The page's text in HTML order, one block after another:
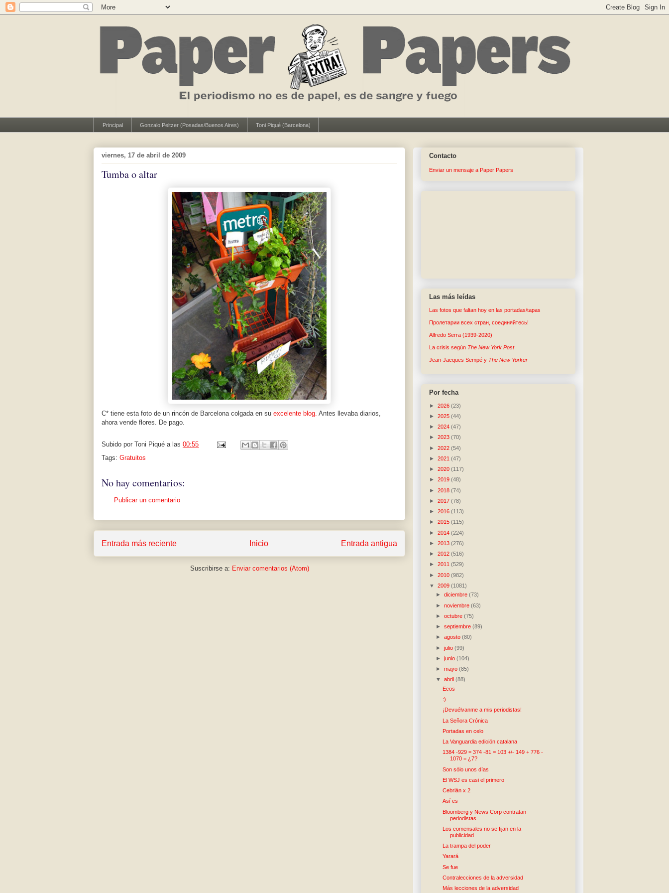
Principal Gonzalo Peltzer (Posadas/Buenos Aires) Toni Piqué (Barcelona)
viernes, 17 de abril de 2009
Tumba o altar
C* tiene esta foto de un rincón de Barcelona colgada en su excelente blog. Antes llevaba diarios,
ahora vende flores. De pago.
Subido por Toni Piqué a las 00:55
Tags: Gratuitos
No hay comentarios:
Publicar un comentario
Entrada más reciente Entrada antigua
Inicio
Suscribirse a: Enviar comentarios (Atom)
Contacto
Enviar un mensaje a Paper Papers
Las más leídas
Las fotos que faltan hoy en las portadas/tapas
Пролетарии всех стран, соединяйтесь!
Alfredo Serra (1939-2020)
La crisis según The New York Post
Jean-Jacques Sempé y The New Yorker
Por fecha
► 2026 (23)
► 2025 (44)
► 2024 (47)
► 2023 (70)
► 2022 (54)
► 2021 (47)
► 2020 (117)
► 2019 (48)
► 2018 (74)
► 2017 (78)
► 2016 (113)
► 2015 (115)
► 2014 (224)
► 2013 (276)
► 2012 (516)
► 2011 (529)
► 2010 (982)
▼ 2009 (1081)
►diciembre(73)
►noviembre(63)
►octubre(75)
►septiembre(89)
►agosto(80)
►julio(99)
►junio(104)
►mayo(85)
▼abril(88)
Ecos
:)
¡Devuélvanme a mis periodistas!
La Señora Crónica
Portadas en celo
La Vanguardia edición catalana
1384 -929 = 374 -81 = 103 +/- 149 + 776 -
1070 = ¿7?
Son sólo unos días
El WSJ es casi el primero
Cebrián x 2
Así es
Bloomberg y News Corp contratan
periodistas
Los comensales no se fijan en la
publicidad
La trampa del poder
Yarará
Se fue
Contralecciones de la adversidad
Más lecciones de la adversidad